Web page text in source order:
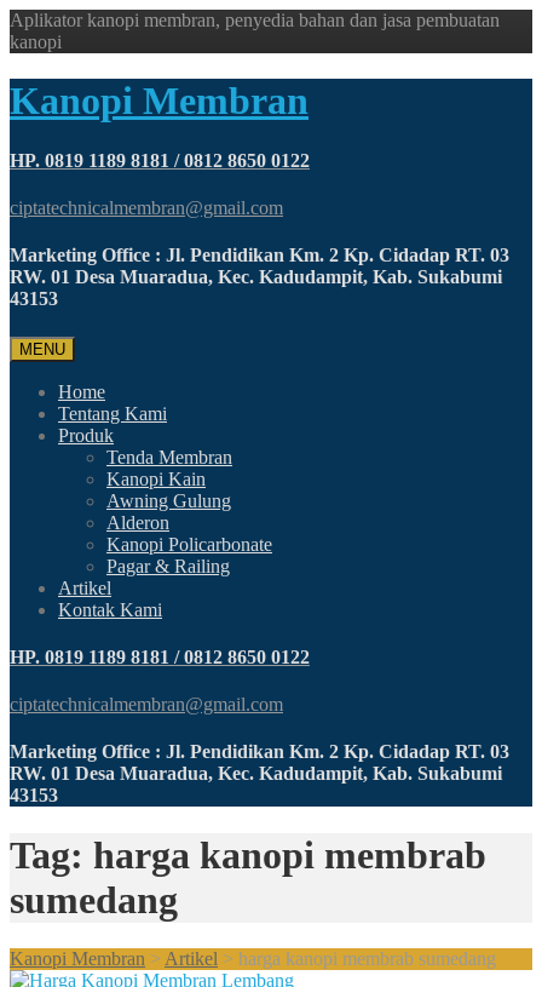
Aplikator kanopi membran, penyedia bahan dan jasa pembuatan
kanopi
Kanopi Membran
HP. 0819 1189 8181 / 0812 8650 0122
ciptatechnicalmembran@gmail.com
Marketing Office : Jl. Pendidikan Km. 2 Kp. Cidadap RT. 03
RW. 01 Desa Muaradua, Kec. Kadudampit, Kab. Sukabumi
43153
MENU
Home
Tentang Kami
Produk
Tenda Membran
Kanopi Kain
Awning Gulung
Alderon
Kanopi Policarbonate
Pagar & Railing
Artikel
Kontak Kami
HP. 0819 1189 8181 / 0812 8650 0122
ciptatechnicalmembran@gmail.com
Marketing Office : Jl. Pendidikan Km. 2 Kp. Cidadap RT. 03
RW. 01 Desa Muaradua, Kec. Kadudampit, Kab. Sukabumi
43153
Tag: harga kanopi membrab
sumedang
Kanopi Membran > Artikel > harga kanopi membrab sumedang